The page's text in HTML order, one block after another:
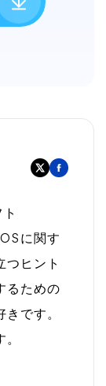
に関す
つヒント
るための
です。